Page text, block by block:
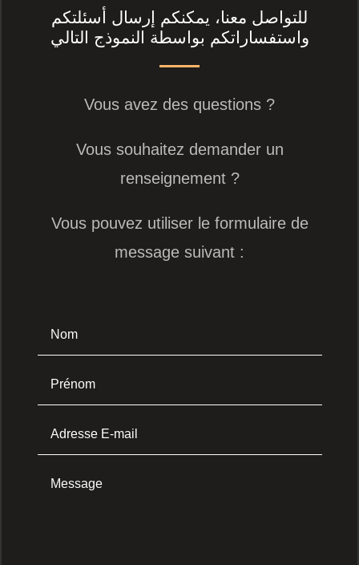
للتواصل معنا، يمكنكم إرسال أسئلتكم
واستفساراتكم بواسطة النموذج التالي
Vous avez des questions ?
Vous souhaitez demander un
renseignement ?
Vous pouvez utiliser le formulaire de
message suivant :